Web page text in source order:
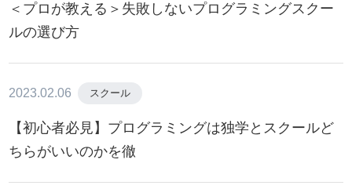
＜プロが教える＞失敗しないプログラミングスクー
ルの選び方
2023.02.06 スクール
【初心者必見】プログラミングは独学とスクールど
ちらがいいのかを徹